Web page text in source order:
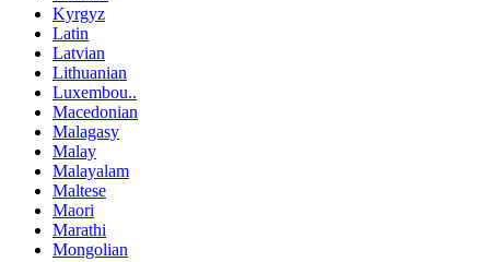
Kyrgyz
Latin
Latvian
Lithuanian
Luxembou..
Macedonian
Malagasy
Malay
Malayalam
Maltese
Maori
Marathi
Mongolian